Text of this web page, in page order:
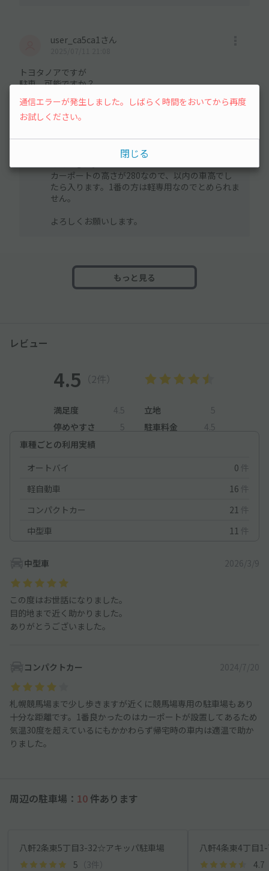
user_ca5ca1さん
トヨタノアですが
駐車、可能ですか？
オーナーさんの回答
ご連絡ありがとうございます。
質問の見方がわからずで、遅くなり申し訳ありま
カーポートの高さが280なので、以内の車高でし
たら入ります。1番の方は軽専用なのでとめられま
せん。
よろしくお願いします。
もっと見る
レビュー
4.5 （2件）
満足度 4.5 立地
5
停めやすさ
5 駐車料金
4.5
車種ごとの利用実績
オートバイ
0 件
軽自動車
16 件
コンパクトカー
21 件
中型車
11 件
中型車 2026/3/9
この度はお世話になりました。
目的地まで近く助かりました。
ありがとうございました。
コンパクトカー 2024/7/20
札幌競馬場まで少し歩きますが近くに競馬場専用の駐車場もあり
十分な距離です。1番良かったのはカーポートが設置してあるため
気温30度を超えているにもかかわらず帰宅時の車内は適温で助か
りました。
周辺の駐車場： 10 件あります
八軒2条東5丁目3-32☆アキッパ駐車場
5 （3件）
八軒4条東4丁目
4.7
通信エラーが発生しました。しばらく時間をおいてから再度
お試しください。
閉じる